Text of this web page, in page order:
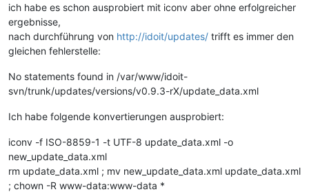
ich habe es schon ausprobiert mit iconv aber ohne erfolgreicher
ergebnisse,
nach durchführung von http://idoit/updates/ trifft es immer den
gleichen fehlerstelle:
No statements found in /var/www/idoit-
svn/trunk/updates/versions/v0.9.3-rX/update_data.xml
Ich habe folgende konvertierungen ausprobiert:
iconv -f ISO-8859-1 -t UTF-8 update_data.xml -o
new_update_data.xml
rm update_data.xml ; mv new_update_data.xml update_data.xml
; chown -R www-data:www-data *